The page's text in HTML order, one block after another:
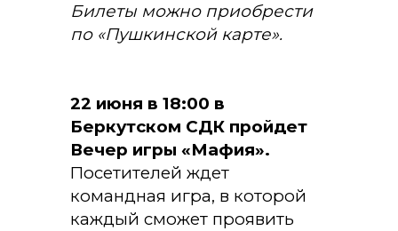
Билеты можно приобрести
по «Пушкинской карте».
22 июня в 18:00 в
Беркутском СДК пройдет
Вечер игры «Мафия».
Посетителей ждет
командная игра, в которой
каждый сможет проявить